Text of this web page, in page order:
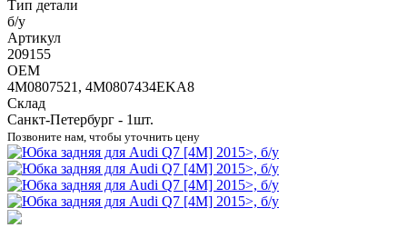
Тип детали
б/у
Артикул
209155
OEM
4M0807521, 4M0807434EKA8
Склад
Санкт-Петербург - 1шт.
Позвоните нам, чтобы уточнить цену